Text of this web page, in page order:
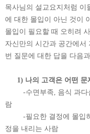
목사님의 설교요지처럼 이
에 대한 몰입이 아닌 것이
몰입이 필요할 때 오히려
자신만의 시간과 공간에서
번 질문에 대한 답을 다음
1) 나의 고객은 어떤
-수면부족, 음식 과다섭
람
-필요한 결정에 몰입하
정을 내리는 사람